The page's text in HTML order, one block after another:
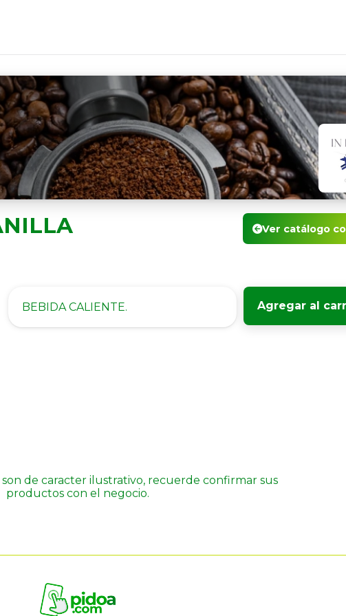
Ver catálogo
BEBIDA CALIENTE. Agregar al
de caracter ilustrativo, recuerde confirmar sus
productos con el negocio.